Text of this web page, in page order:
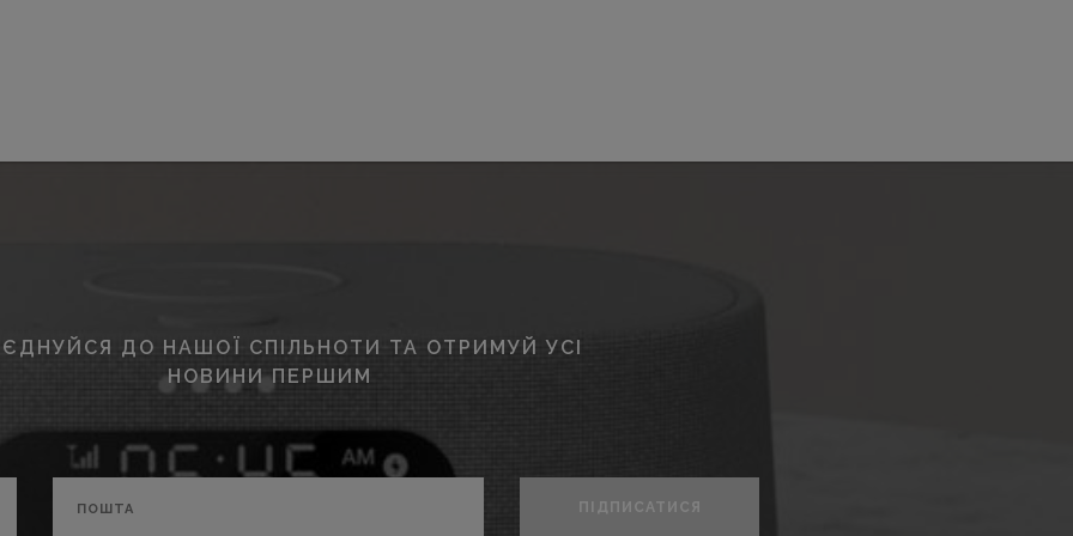
ДО НАШОЇ СПІЛЬНОТИ ТА ОТРИМУЙ УСІ
НОВИНИ ПЕРШИМ
ПІДПИСАТИСЯ